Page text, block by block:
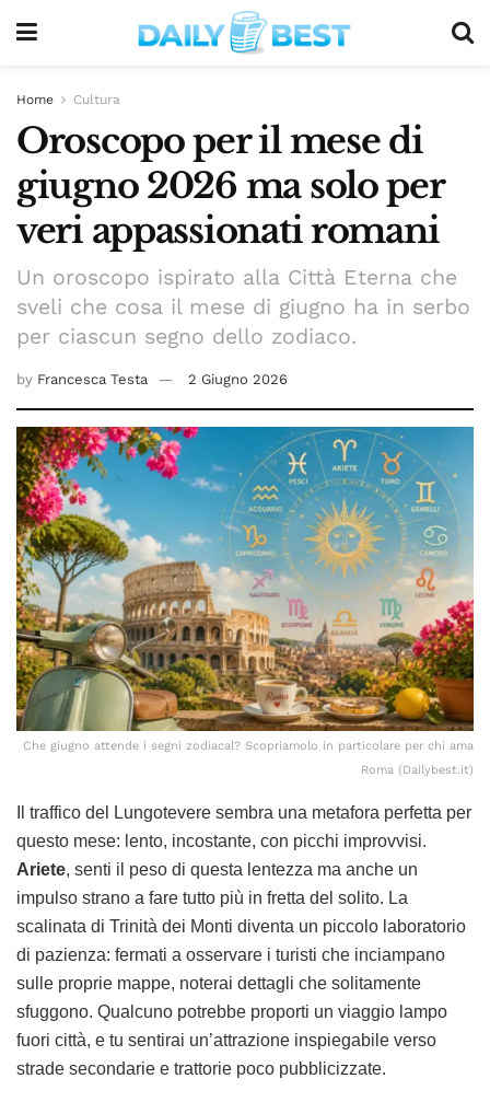
Home Cultura
Oroscopo per il mese di
giugno 2026 ma solo per
veri appassionati romani
Un oroscopo ispirato alla Città Eterna che
sveli che cosa il mese di giugno ha in serbo
per ciascun segno dello zodiaco.
by Francesca Testa 2 Giugno 2026
Che giugno attende i segni zodiacal? Scopriamolo in particolare per chi ama
Roma (Dailybest.it)
Il traffico del Lungotevere sembra una metafora perfetta per
questo mese: lento, incostante, con picchi improvvisi.
Ariete, senti il peso di questa lentezza ma anche un
impulso strano a fare tutto più in fretta del solito. La
scalinata di Trinità dei Monti diventa un piccolo laboratorio
di pazienza: fermati a osservare i turisti che inciampano
sulle proprie mappe, noterai dettagli che solitamente
sfuggono. Qualcuno potrebbe proporti un viaggio lampo
fuori città, e tu sentirai un’attrazione inspiegabile verso
strade secondarie e trattorie poco pubblicizzate.